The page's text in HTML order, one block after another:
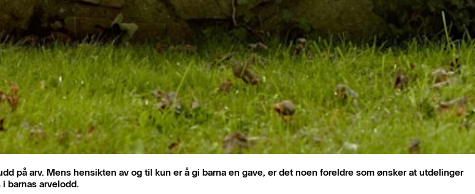
på arv. Mens hensikten av og til kun er å gi barna en gave, er det noen foreldre som ønsker at utdelinger
barnas arvelodd.